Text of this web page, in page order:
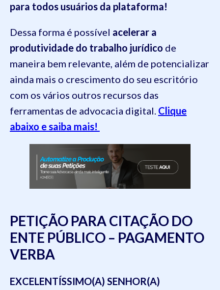
para todos usuários da plataforma!
Dessa forma é possível acelerar a
produtividade do trabalho jurídico de
maneira bem relevante, além de potencializar
ainda mais o crescimento do seu escritório
com os vários outros recursos das
ferramentas de advocacia digital. Clique
abaixo e saiba mais!
PETIÇÃO PARA CITAÇÃO DO
ENTE PÚBLICO – PAGAMENTO
VERBA
EXCELENTÍSSIMO(A) SENHOR(A)